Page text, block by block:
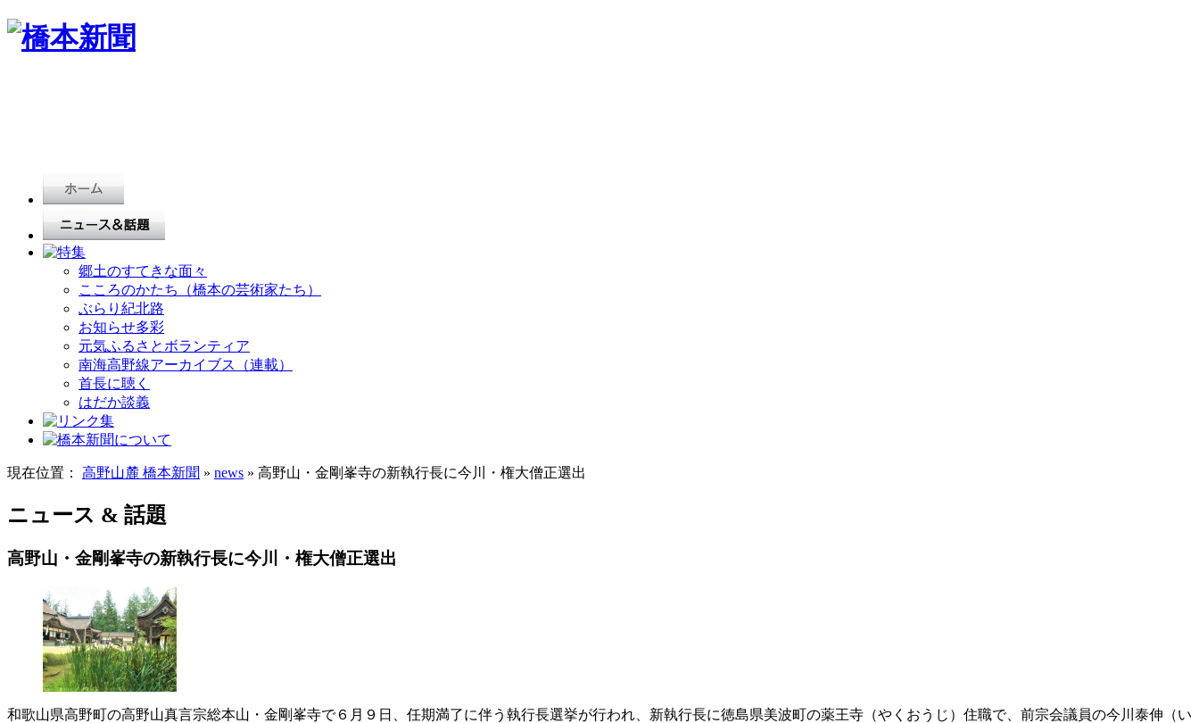
郷土のすてきな面々
こころのかたち（橋本の芸術家たち）
ぶらり紀北路
お知らせ多彩
元気ふるさとボランティア
南海高野線アーカイブス（連載）
首長に聴く
はだか談義
現在位置： 高野山麓 橋本新聞 » news » 高野山・金剛峯寺の新執行長に今川・権大僧正選出
ニュース & 話題
高野山・金剛峯寺の新執行長に今川・権大僧正選出
和歌山県高野町の高野山真言宗総本山・金剛峯寺で６月９日、任期満了に伴う執行長選挙が行われ、新執行長に徳島県美波町の薬王寺（やくおうじ）住職で、前宗会議員の今川泰伸（い